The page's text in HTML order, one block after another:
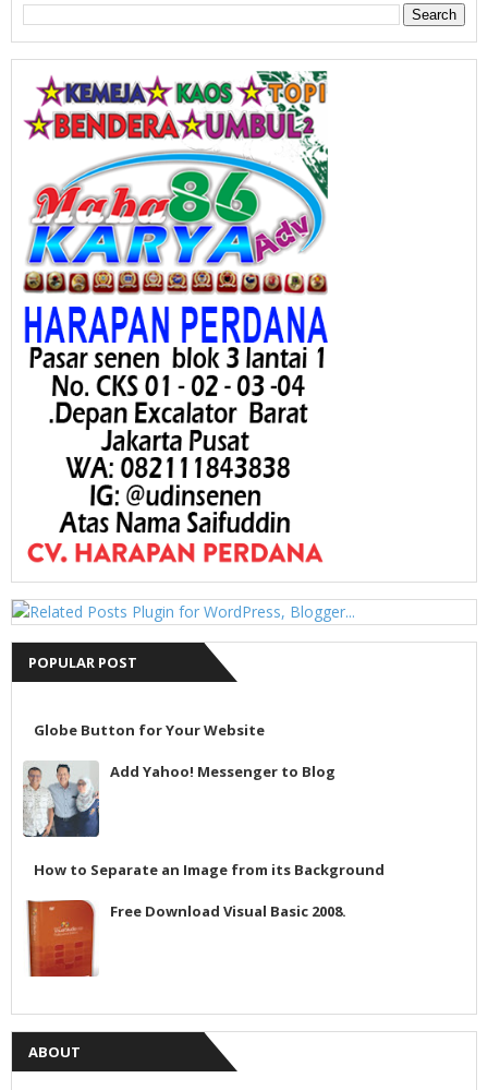
POPULAR POST
Globe Button for Your Website
Add Yahoo! Messenger to Blog
How to Separate an Image from its Background
Free Download Visual Basic 2008.
ABOUT